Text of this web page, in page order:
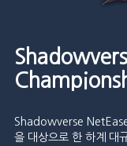
Shadowverse
을 대상으로 한 하계 대